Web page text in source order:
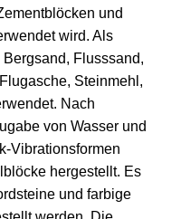
und
wird. Als
Flusssand,
Steinmehl,
Nach
von Wasser und
Vibrationsformen
hergestellt. Es
​​und farbige